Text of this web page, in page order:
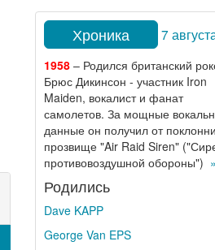
Хроника 7
1958– Родился британский
Брюс Дикинсон - участник Iron
Maiden, вокалист и фанат
самолетов. За мощные
данные он получил от
прозвище "Air Raid Siren"
противовоздушной обороны")
Родились
Dave KAPP
George Van EPS